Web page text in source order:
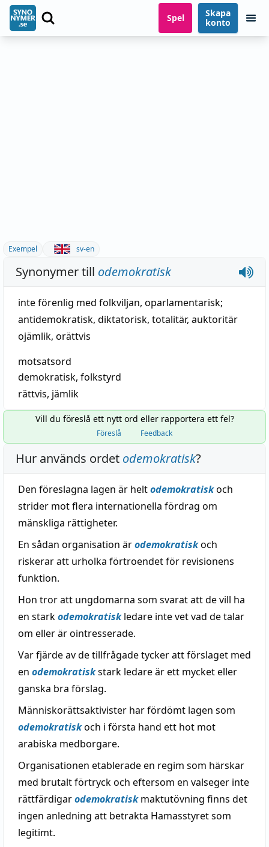
Spel
Skapa
konto
Exempel sv-en
Synonymer till odemokratisk
inte förenlig med folkviljan, oparlamentarisk;
antidemokratisk, diktatorisk, totalitär, auktoritär
ojämlik, orättvis
motsatsord
demokratisk, folkstyrd
rättvis, jämlik
Vill du föreslå ett nytt ord eller rapportera ett fel?
Föreslå Feedback
Hur används ordet odemokratisk?
Den föreslagna lagen är heltodemokratiskoch
strider mot flera internationella fördrag om
mänskliga rättigheter.
En sådan organisation ärodemokratiskoch
riskerar att urholka förtroendet för revisionens
funktion.
Hon tror att ungdomarna som svarat att de vill ha
en starkodemokratiskledare inte vet vad de talar
om eller är ointresserade.
Var fjärde av de tillfrågade tycker att förslaget med
en odemokratiskstark ledare är ett mycket eller
ganska bra förslag.
Människorättsaktivister har fördömt lagen som
odemokratiskoch i första hand ett hot mot
arabiska medborgare.
Organisationen etablerade en regim som härskar
med brutalt förtryck och eftersom en valseger inte
rättfärdigarodemokratiskmaktutövning finns det
ingen anledning att betrakta Hamasstyret som
legitimt.